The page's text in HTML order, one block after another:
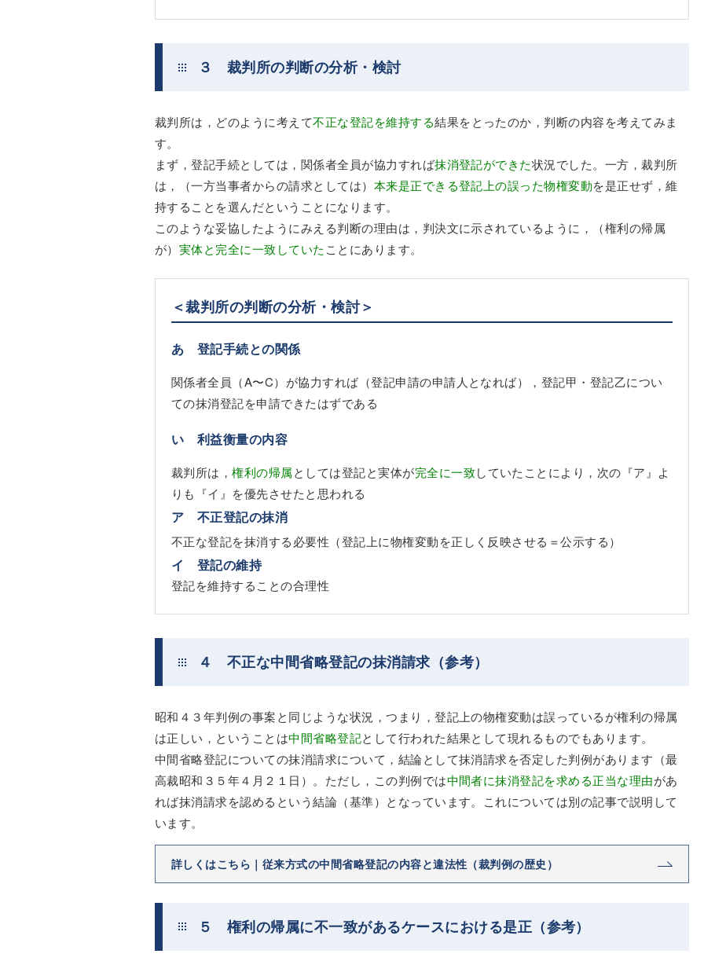
３ 裁判所の判断の分析・検討
裁判所は，どのように考えて不正な登記を維持する結果をとったのか，判断の内容を考えてみま
す。
まず，登記手続としては，関係者全員が協力すれば抹消登記ができた状況でした。一方，裁判所
は，（一方当事者からの請求としては） 本来是正できる登記上の誤った物権変動を是正せず，維
持することを選んだということになります。
このような妥協したようにみえる判断の理由は，判決文に示されているように，（権利の帰属
が） 実体と完全に一致していた ことにあります。
＜裁判所の判断の分析・検討＞
あ 登記手続との関係
関係者全員（A〜C）が協力すれば（登記申請の申請人となれば），登記甲・登記乙につい
ての抹消登記を申請できたはずである
い 利益衡量の内容
裁判所は，権利の帰属としては登記と実体が完全に一致していたことにより，次の『ア』よ
りも『イ』を優先させたと思われる
ア 不正登記の抹消
不正な登記を抹消する必要性（登記上に物権変動を正しく反映させる＝公示する）
イ 登記の維持
登記を維持することの合理性
４ 不正な中間省略登記の抹消請求（参考）
昭和４３年判例の事案と同じような状況，つまり，登記上の物権変動は誤っているが権利の帰属
は正しい，ということは中間省略登記として行われた結果として現れるものでもあります。
中間省略登記についての抹消請求について，結論として抹消請求を否定した判例があります（最
高裁昭和３５年４月２１日）。ただし，この判例では中間者に抹消登記を求める正当な理由があ
れば抹消請求を認めるという結論（基準）となっています。これについては別の記事で説明して
います。
詳しくはこちら｜従来方式の中間省略登記の内容と違法性（裁判例の歴史）
５ 権利の帰属に不一致があるケースにおける是正（参考）